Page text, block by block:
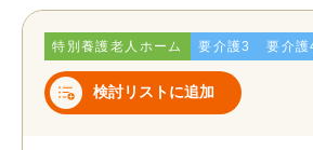
特別養護老人ホーム 要介護3 要介護
検討リストに追加